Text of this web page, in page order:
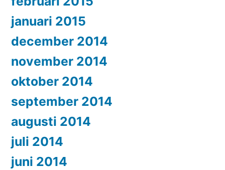
januari 2015
december 2014
november 2014
oktober 2014
september 2014
augusti 2014
juli 2014
juni 2014